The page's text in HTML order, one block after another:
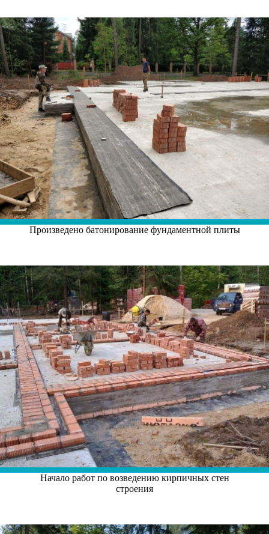
Произведено батонирование фундаментной плиты
Начало работ по возведению кирпичных стен
строения